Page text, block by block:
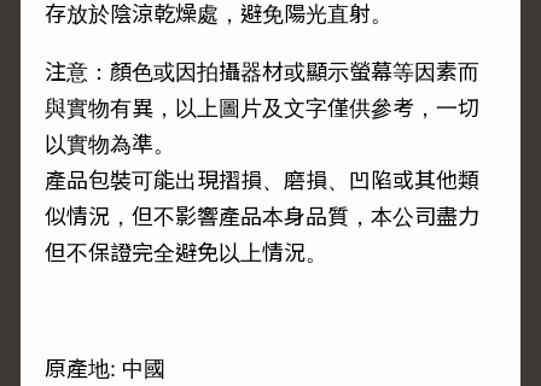
存放於陰涼乾燥處，避免陽光直射。
注意：顏色或因拍攝器材或顯示螢幕等因素而
與實物有異，以上圖片及文字僅供參考，一切
以實物為準。
產品包裝可能出現摺損、磨損、凹陷或其他類
似情況，但不影響產品本身品質，本公司盡力
但不保證完全避免以上情況。
原產地: 中國